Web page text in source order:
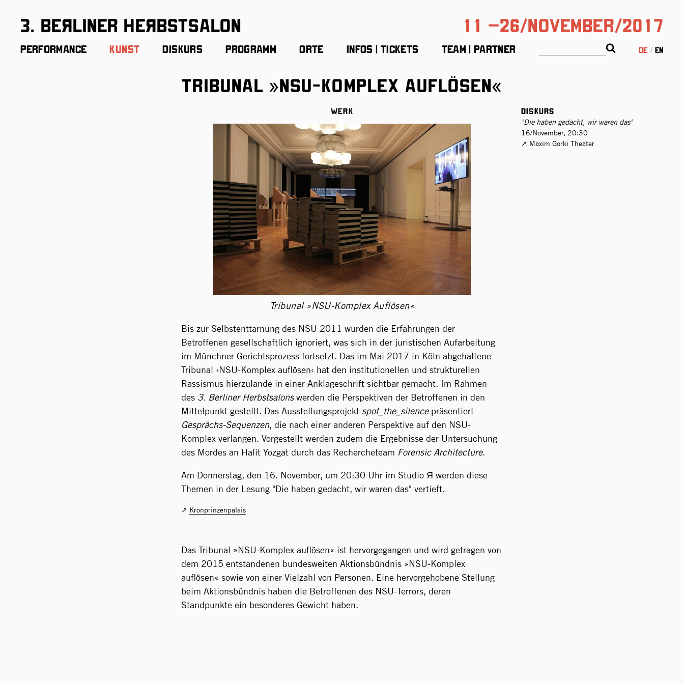
3. BeЯliner HeЯbstsalon 11 –26/November/2017
Performance Kunst Diskurs Programm Orte Infos | Tickets Team | Partner de en
Tribunal »NSU-Komplex Auflösen«
Werk
Tribunal »NSU-Komplex Auflösen«
Bis zur Selbstenttarnung des NSU 2011 wurden die Erfahrungen der
Betroffenen gesellschaftlich ignoriert, was sich in der juristischen Aufarbeitung
im Münchner Gerichtsprozess fortsetzt. Das im Mai 2017 in Köln abgehaltene
Tribunal ›NSU-Komplex auflösen‹ hat den institutionellen und strukturellen
Rassismus hierzulande in einer Anklageschrift sichtbar gemacht. Im Rahmen
des 3. Berliner Herbstsalonswerden die Perspektiven der Betroffenen in den
Mittelpunkt gestellt. Das Ausstellungsprojekt spot_the_silencepräsentiert
Gesprächs-Sequenzen, die nach einer anderen Perspektive auf den NSU-
Komplex verlangen. Vorgestellt werden zudem die Ergebnisse der Untersuchung
des Mordes an Halit Yozgat durch das Rechercheteam Forensic Architecture.
Am Donnerstag, den 16. November, um 20:30 Uhr im Studio Я werden diese
Themen in der Lesung "Die haben gedacht, wir waren das" vertieft.
Kronprinzenpalais
Das Tribunal »NSU-Komplex auflösen« ist hervorgegangen und wird getragen von
dem 2015 entstandenen bundesweiten Aktionsbündnis »NSU-Komplex
auflösen« sowie von einer Vielzahl von Personen. Eine hervorgehobene Stellung
beim Aktionsbündnis haben die Betroffenen des NSU-Terrors, deren
Standpunkte ein besonderes Gewicht haben.
Diskurs
"Die haben gedacht, wir waren das"
16/November, 20:30
Maxim Gorki Theater